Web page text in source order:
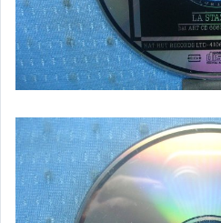
電影電視電玩原聲帶
卡拉OK DVD光碟
DVD演唱會光碟
DVD電影光碟
原版卡帶